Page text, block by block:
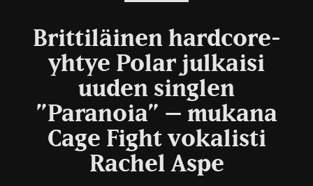
Brittiläinen hardcore-
yhtye Polar julkaisi
uuden singlen
”Paranoia” – mukana
Cage Fight vokalisti
Rachel Aspe